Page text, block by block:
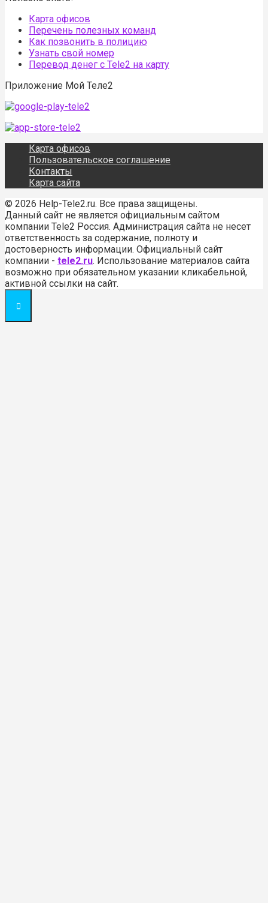
Карта офисов
Перечень полезных команд
Как позвонить в полицию
Узнать свой номер
Перевод денег с Tele2 на карту
Приложение Мой Теле2
Карта офисов
Пользовательское соглашение
Контакты
Карта сайта
© 2026 Help-Tele2.ru. Все права защищены.
Данный сайт не является официальным сайтом
компании Tele2 Россия. Администрация сайта не несет
ответственность за содержание, полноту и
достоверность информации. Официальный сайт
компании - tele2.ru. Использование материалов сайта
возможно при обязательном указании кликабельной,
активной ссылки на сайт.